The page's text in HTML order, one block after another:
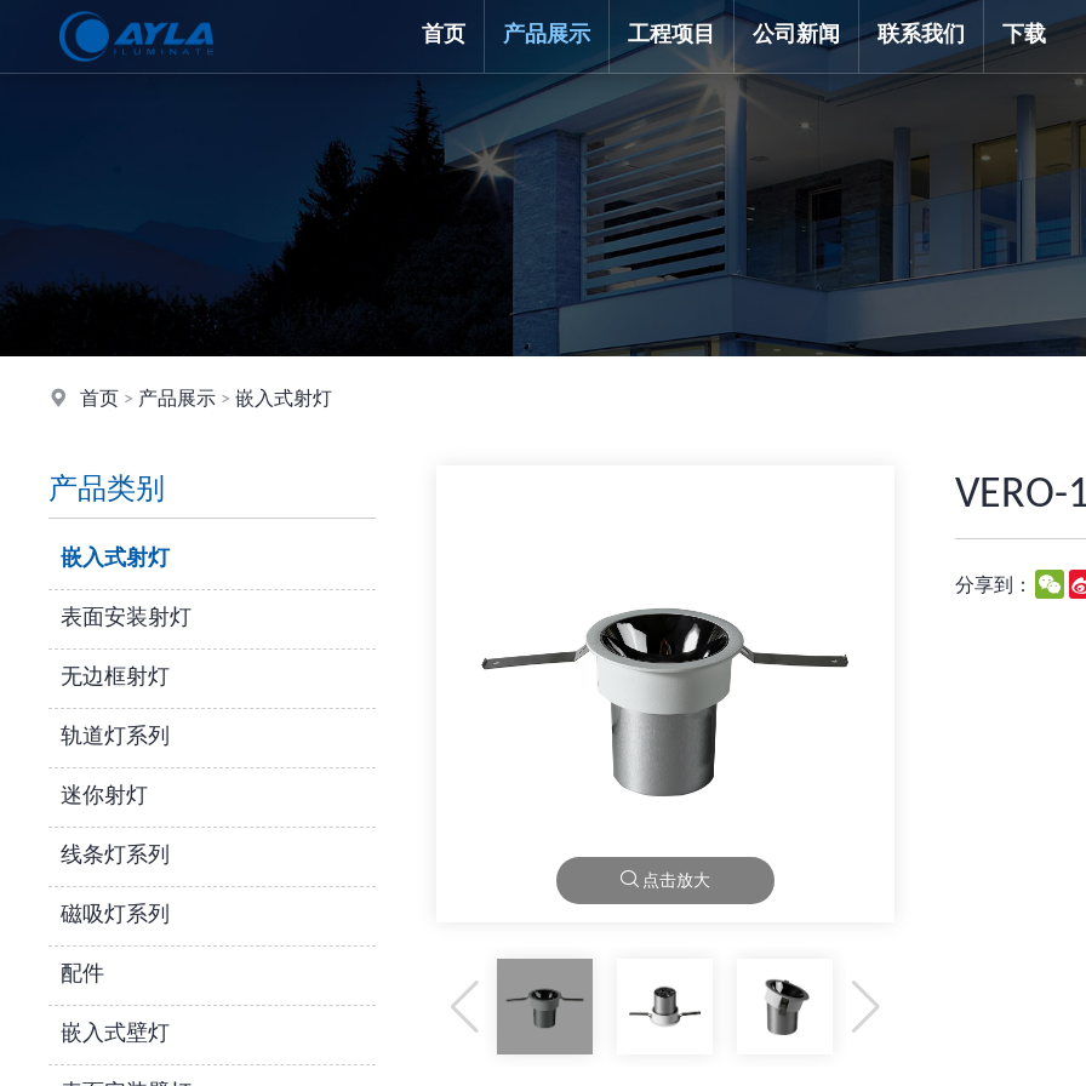
首页 产品展示 工程项目 公司新闻 联系我们 下载
首页 > 产品展示 >嵌入式射灯
产品类别
嵌入式射灯
表面安装射灯
无边框射灯
轨道灯系列
迷你射灯
线条灯系列
磁吸灯系列
配件
嵌入式壁灯
点击放大
VERO-
分享到：